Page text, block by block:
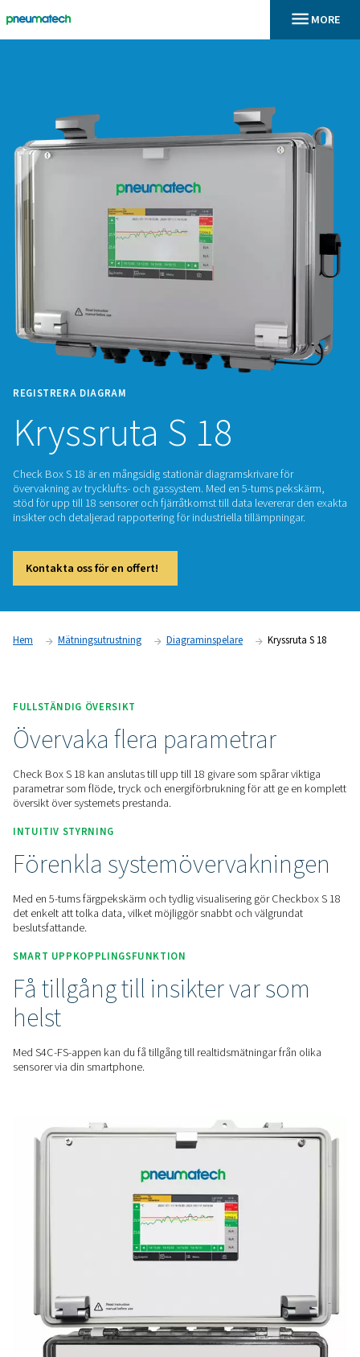
REGISTRERA DIAGRAM
Kryssruta S 18
Check Box S 18 är en mångsidig stationär diagramskrivare
övervakning av trycklufts- och gassystem. Med en 5-tums
insikter och detaljerad rapportering för industriella
Kontakta oss för en offert!
Hem Mätningsutrustning Diagraminspelare
FULLSTÄNDIG ÖVERSIKT
Övervaka flera parametrar
parametrar som flöde, tryck och energiförbrukning för att
översikt över systemets prestanda.
Förenkla
Med en 5-tums färgpekskärm och tydlig visualisering gör
det enkelt att tolka data, vilket möjliggör snabbt och
beslutsfattande.
SMART UPPKOPPLINGSFUNKTION
Få tillgång till insikter var
helst
Med S4C-FS-appen kan du få tillgång till realtidsmätningar
sensorer via din smartphone.